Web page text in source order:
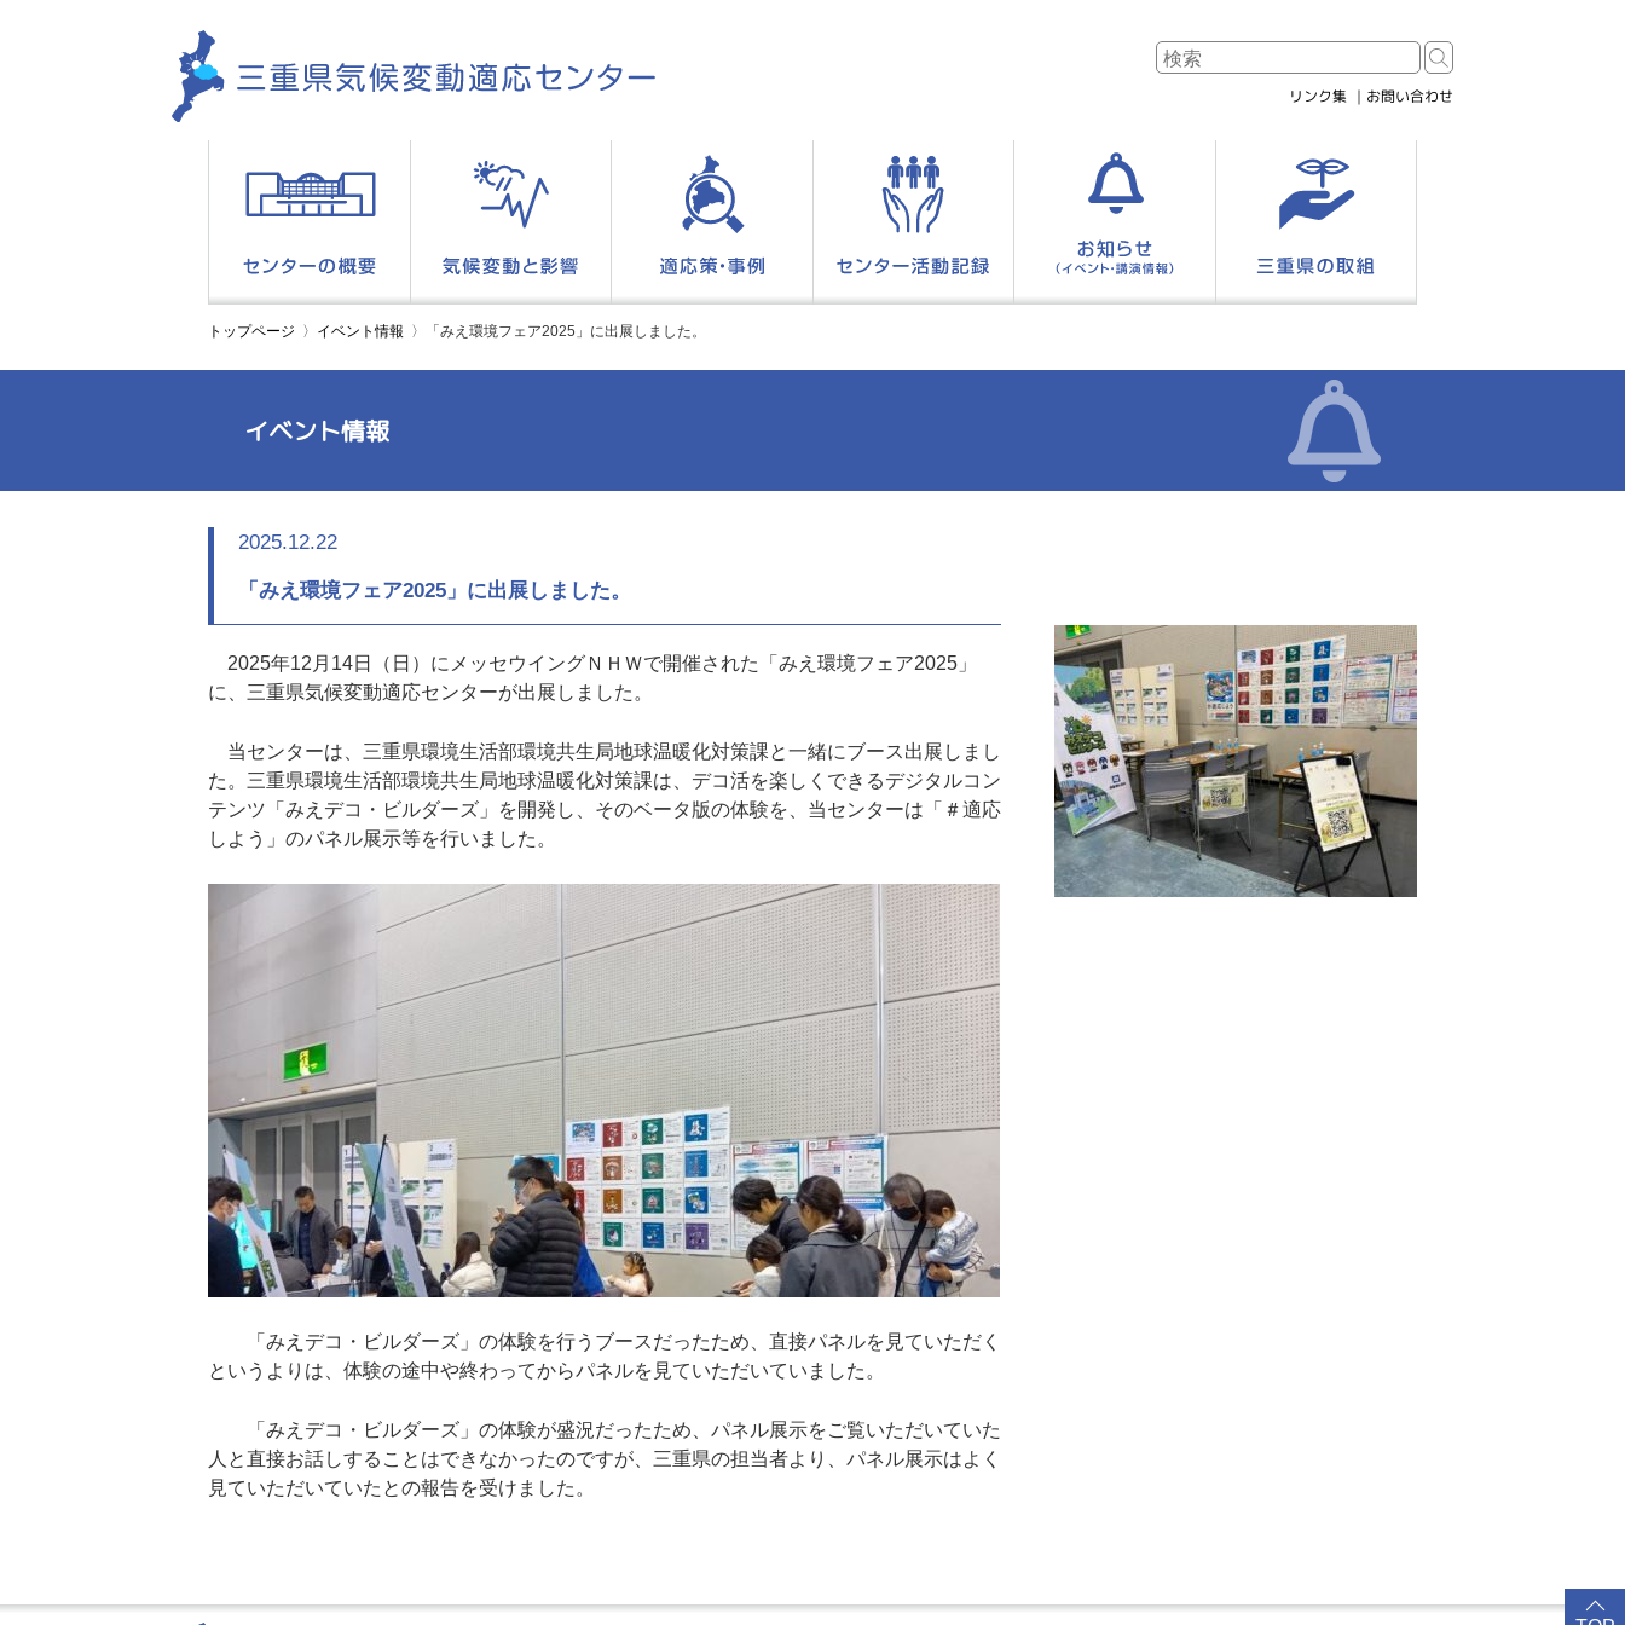
リンク集 お問い合わせ
トップページ イベント情報 「みえ環境フェア2025」に出展しました。
イベント情報
2025.12.22
「みえ環境フェア2025」に出展しました。
2025年12月14日（日）にメッセウイングＮＨＷで開催された「みえ環境フェア2025」
に、三重県気候変動適応センターが出展しました。
当センターは、三重県環境生活部環境共生局地球温暖化対策課と一緒にブース出展しまし
た。三重県環境生活部環境共生局地球温暖化対策課は、デコ活を楽しくできるデジタルコン
テンツ「みえデコ・ビルダーズ」を開発し、そのベータ版の体験を、当センターは「＃適応
しよう」のパネル展示等を行いました。
「みえデコ・ビルダーズ」の体験を行うブースだったため、直接パネルを見ていただく
というよりは、体験の途中や終わってからパネルを見ていただいていました。
「みえデコ・ビルダーズ」の体験が盛況だったため、パネル展示をご覧いただいていた
人と直接お話しすることはできなかったのですが、三重県の担当者より、パネル展示はよく
見ていただいていたとの報告を受けました。